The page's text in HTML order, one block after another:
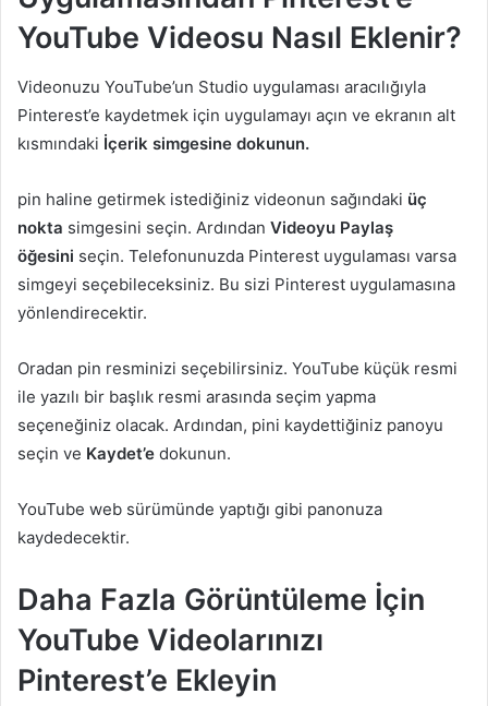
YouTube Videosu Nasıl Eklenir?
Videonuzu YouTube’un Studio uygulaması aracılığıyla
Pinterest’e kaydetmek için uygulamayı açın ve ekranın alt
kısmındaki İçerik simgesine dokunun.
pin haline getirmek istediğiniz videonun sağındaki üç
nokta simgesini seçin. Ardından Videoyu Paylaş
öğesini seçin. Telefonunuzda Pinterest uygulaması varsa
simgeyi seçebileceksiniz. Bu sizi Pinterest uygulamasına
yönlendirecektir.
Oradan pin resminizi seçebilirsiniz. YouTube küçük resmi
ile yazılı bir başlık resmi arasında seçim yapma
seçeneğiniz olacak. Ardından, pini kaydettiğiniz panoyu
seçin ve Kaydet’e dokunun.
YouTube web sürümünde yaptığı gibi panonuza
kaydedecektir.
Daha Fazla Görüntüleme İçin
YouTube Videolarınızı
Pinterest’e Ekleyin